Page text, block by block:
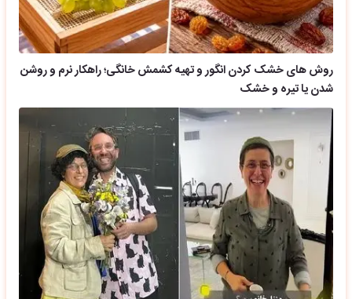
روش های خشک کردن انگور و تهیه کشمش خانگی؛ راهکار نرم و روشن
شدن یا تیره و خشک